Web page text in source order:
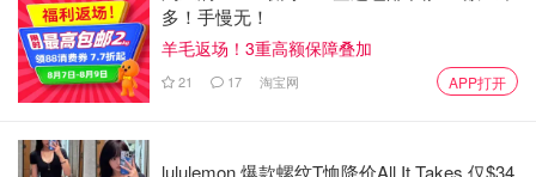
在路上 Hit the road
多！手慢无！
羊毛返场！3重高额保障叠加
21 17 淘宝网 APP打开
lululemon 爆款螺纹T恤降价All It Takes 仅$34